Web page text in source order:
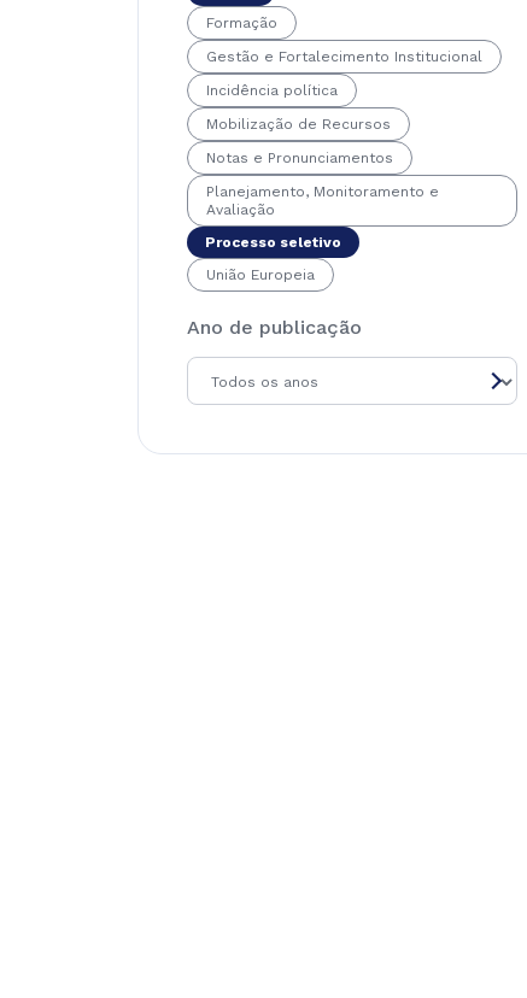
Formação
Gestão e Fortalecimento Institucional
Incidência política
Mobilização de Recursos
Notas e Pronunciamentos
Planejamento, Monitoramento e
Avaliação
Processo seletivo
União Europeia
Ano de publicação